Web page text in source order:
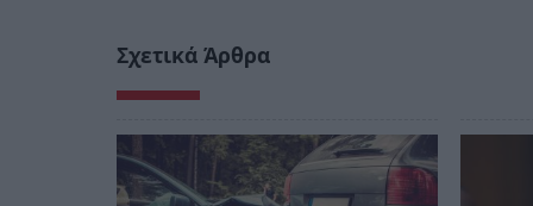
Σχετικά Άρθρα